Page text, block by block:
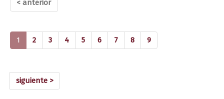
< anterior
1 (current)
2 3 4 5 6 7 8 9
siguiente >